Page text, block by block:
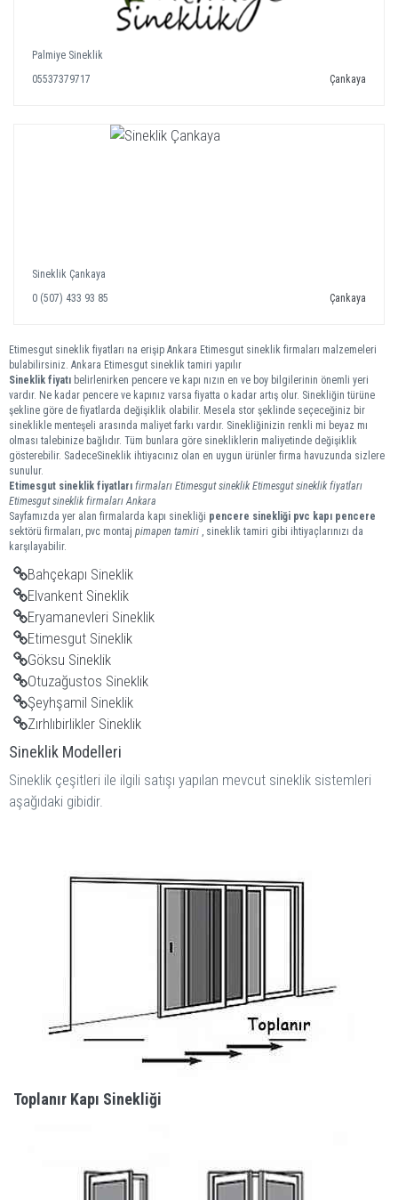
Palmiye Sineklik
05537379717
Çankaya
Sineklik Çankaya
0 (507) 433 93 85
Çankaya
Etimesgut sineklik fiyatları na erişip Ankara Etimesgut sineklik firmaları malzemeleri
bulabilirsiniz. Ankara Etimesgut sineklik tamiri yapılır
Sineklik fiyatı belirlenirken pencere ve kapı nızın en ve boy bilgilerinin önemli yeri
vardır. Ne kadar pencere ve kapınız varsa fiyatta o kadar artış olur. Sinekliğin türüne
şekline göre de fiyatlarda değişiklik olabilir. Mesela stor şeklinde seçeceğiniz bir
sineklikle menteşeli arasında maliyet farkı vardır. Sinekliğinizin renkli mi beyaz mı
olması talebinize bağlıdır. Tüm bunlara göre sinekliklerin maliyetinde değişiklik
gösterebilir. SadeceSineklik ihtiyacınız olan en uygun ürünler firma havuzunda sizlere
sunulur.
Etimesgut sineklik fiyatları firmaları Etimesgut sineklik Etimesgut sineklik fiyatları
Etimesgut sineklik firmalarıAnkara
Sayfamızda yer alan firmalarda kapı sinekliği pencere sinekliği pvc kapı pencere
sektörü firmaları, pvc montaj pimapen tamiri , sineklik tamiri gibi ihtiyaçlarınızı da
karşılayabilir.
Bahçekapı Sineklik
Elvankent Sineklik
Eryamanevleri Sineklik
Etimesgut Sineklik
Göksu Sineklik
Otuzağustos Sineklik
Şeyhşamil Sineklik
Zırhlıbirlikler Sineklik
Sineklik Modelleri
Sineklik çeşitleri ile ilgili satışı yapılan mevcut sineklik sistemleri
aşağıdaki gibidir.
Toplanır Kapı Sinekliği